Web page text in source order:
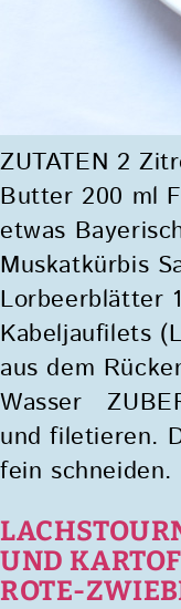
ZUTATEN 2
Butter 200 ml
etwas
Muskatkürbis
Lorbeerblätter
Kabeljaufilets
aus dem
Wasser
und filetieren.
fein
UND
ROTE-